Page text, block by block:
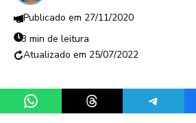
27/11/2020
3 min de leitura
25/07/2022
Share on WhatsAppShare on ThreadsShare